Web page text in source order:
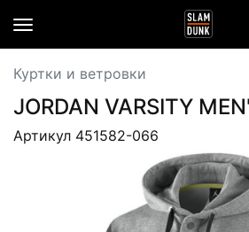
Куртки и ветровки
JORDAN VARSITY
Артикул 451582-066